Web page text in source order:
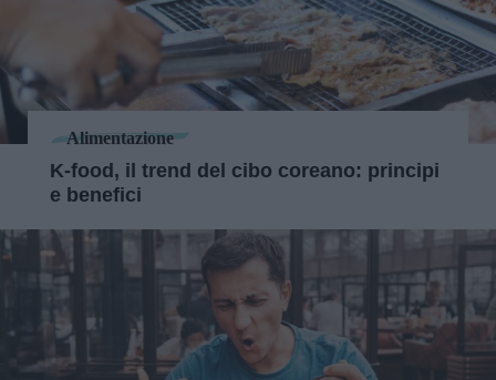
Alimentazione
K-food, il trend del cibo coreano: principi
e benefici